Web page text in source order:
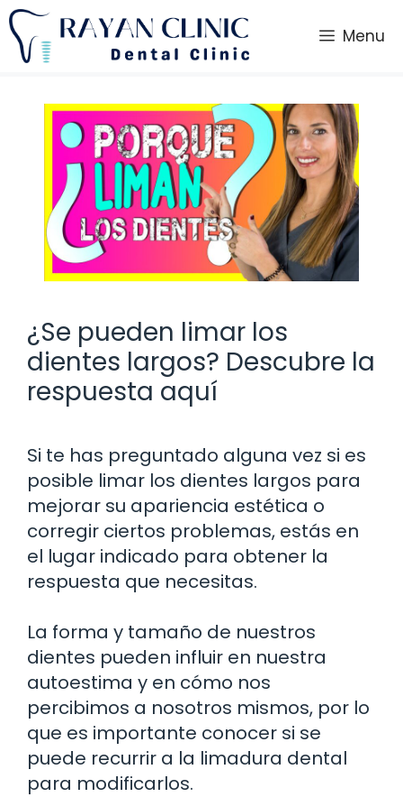
Saltar
al
contenido
Menu
¿Se pueden limar los
dientes largos? Descubre la
respuesta aquí
Si te has preguntado alguna vez si es
posible limar los dientes largos para
mejorar su apariencia estética o
corregir ciertos problemas, estás en
el lugar indicado para obtener la
respuesta que necesitas.
La forma y tamaño de nuestros
dientes pueden influir en nuestra
autoestima y en cómo nos
percibimos a nosotros mismos, por lo
que es importante conocer si se
puede recurrir a la limadura dental
para modificarlos.